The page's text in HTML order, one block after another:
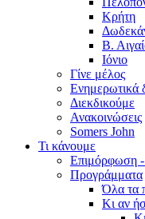
Κρήτη
Β.
Ιόνιο
Γίνε μέλος
Ενημερωτικά
Διεκδικούμε
Ανακοινώσεις
Somers John
Τι κάνουμε
Επιμόρφωση -
Προγράμματα
Όλα τα
Κι αν